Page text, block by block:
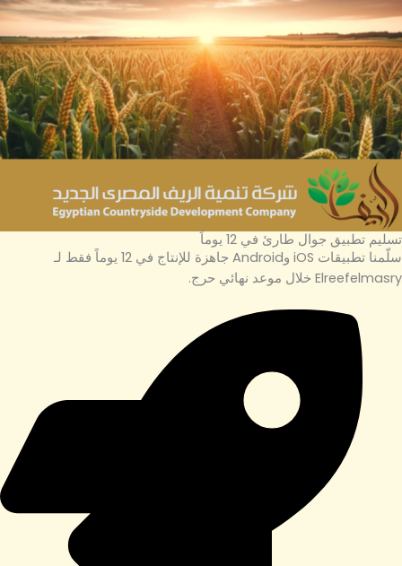
تسليم تطبيق جوال طارئ في 12 يوماً
سلّمنا تطبيقات iOS وAndroid جاهزة للإنتاج في 12 يوماً فقط لـ
Elreefelmasry خلال موعد نهائي حرج.